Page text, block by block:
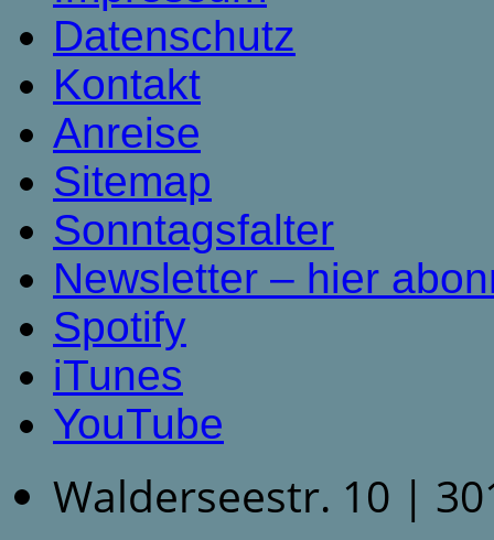
Datenschutz
Kontakt
Anreise
Sitemap
Sonntagsfalter
Newsletter – hier
Spotify
iTunes
YouTube
Walderseestr. 10 |